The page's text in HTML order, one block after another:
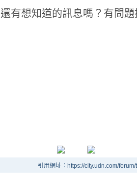
還有想知道的訊息嗎？有問
引用網址：https://city.udn.com/